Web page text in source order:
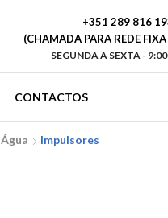
+351 289 816
(CHAMADA PARA REDE
SEGUNDA A SEXTA -
CONTACTOS
Impulsores